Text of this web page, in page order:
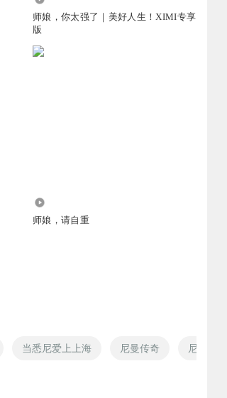
师娘，你太强了｜美好人生！XIMI专享
版
师娘，请自重
当悉尼爱上上海 尼曼传奇 尼采大师